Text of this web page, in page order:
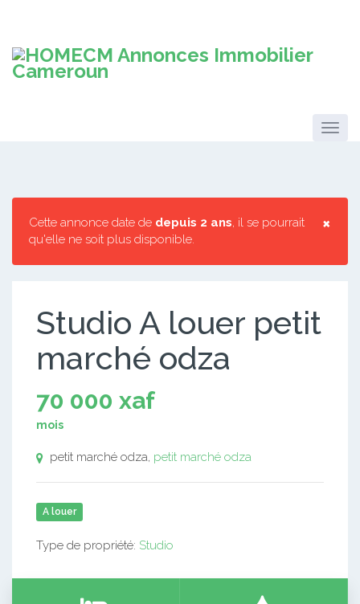
×
Cette annonce date de depuis 2 ans, il se pourrait
qu'elle ne soit plus disponible.
Studio A louer petit
marché odza
70 000 xaf
mois
petit marché odza, petit marché odza
A louer
Type de propriété: Studio